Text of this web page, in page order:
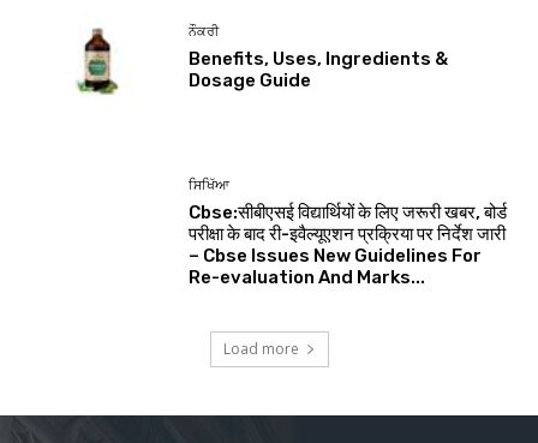
ਨੌਕਰੀ
Benefits, Uses, Ingredients &
Dosage Guide
ਸਿਖਿੱਆ
Cbse:सीबीएसई विद्यार्थियों के लिए जरूरी खबर, बोर्ड
परीक्षा के बाद री-इवैल्यूएशन प्रक्रिया पर निर्देश जारी
– Cbse Issues New Guidelines For
Re-evaluation And Marks...
Load more